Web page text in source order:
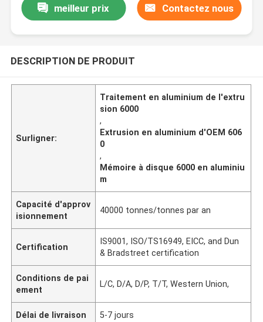
meilleur prix Contactez nous
DESCRIPTION DE PRODUIT
Surligner:
Traitement en aluminium de l'extru
sion 6000
,
Extrusion en aluminium d'OEM 606
0
,
Mémoire à disque 6000 en aluminiu
m
Capacité d'approv
isionnement
40000 tonnes/tonnes par an
Certification
IS9001, ISO/TS16949, EICC, and Dun
& Bradstreet certification
Conditions de pai
ement
L/C, D/A, D/P, T/T, Western Union,
Délai de livraison 5-7 jours